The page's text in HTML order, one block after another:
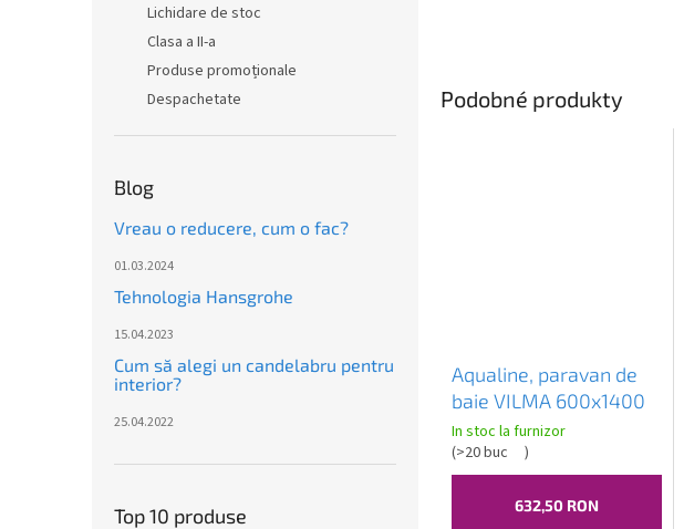
Lichidare de stoc
Clasa a II-a
Produse promoționale
Despachetate
Blog
Vreau o reducere, cum o fac?
01.03.2024
Tehnologia Hansgrohe
15.04.2023
Cum să alegi un candelabru pentru
interior?
25.04.2022
Top 10 produse
Podobné produkty
Aqualine, paravan de
baie VILMA 600x1400
mm, crom, sticla
transparenta, AQ6014
In stoc la furnizor
(>20 buc )
632,50 RON